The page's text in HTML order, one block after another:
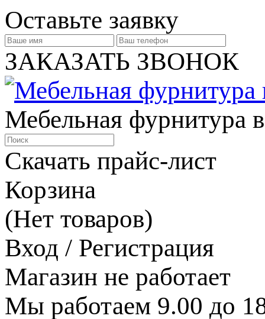
Оставьте заявку
ЗАКАЗАТЬ ЗВОНОК
Мебельная фурнитура
Скачать прайс-лист
Корзина
(Нет товаров)
Вход / Регистрация
Магазин не работает
Мы работаем 9.00 до